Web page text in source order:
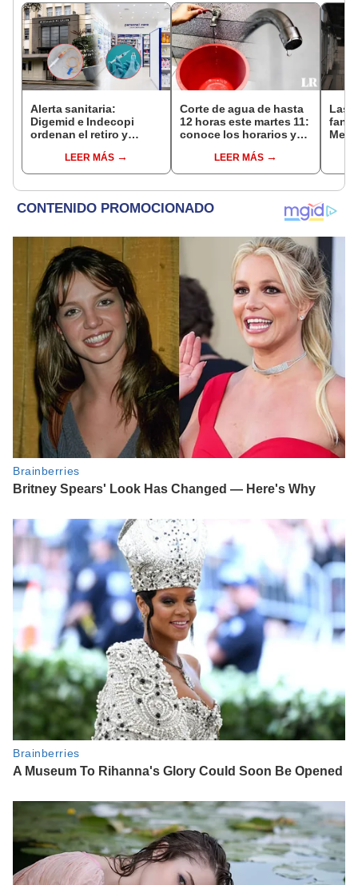
Alerta sanitaria:
Digemid e Indecopi
ordenan el retiro y
productos médicos
contra el cáncer por
LEER MÁS
Corte de agua de hasta
12 horas este martes 11:
conoce los horarios y
Miraflores, SJL, Los
Olivos y más
LEER MÁS
Las